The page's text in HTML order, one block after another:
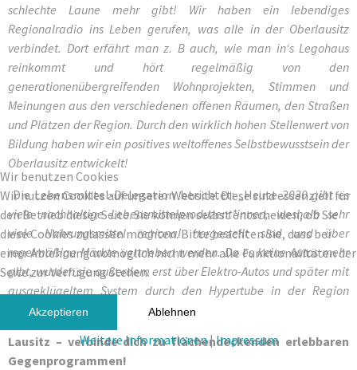
schlechte Laune mehr gibt! Wir haben ein lebendiges
Regionalradio ins Leben gerufen, was alle in der Oberlausitz
verbindet. Dort erfährt man z. B auch, wie man in‘s Legohaus
reinkommt und hört regelmäßig von den
generationenübergreifenden Wohnprojekten, Stimmen und
Meinungen aus den verschiedenen offenen Räumen, den Straßen
und Plätzen der Region. Durch den wirklich hohen Stellenwert von
Bildung haben wir ein positives weltoffenes Selbstbewusstsein der
Oberlausitz entwickelt!
Die Lebensmittel-Delegation berichtet: „Heute2030 gibt es
viele nachhaltige Lebensmittelproduzent*innen, weshalb sehr
viele Nahrungsmittel regional hergestellt sind und über
regelmäßige Märkte vertrieben werden. Da es keine Autos mehr
gibt, wurden sie außerdem erst über Elektro-Autos und später mit
ausgeklügeltem System durch den Hypertube in der Region
umverteilt.“
Lausitz – verbinde dich zu flächendeckenden erlebbaren
Gegenprogrammen!
Wir benutzen Cookies
Wir nutzen Cookies auf unserer Website. Diese sind essenziell für
den Betrieb dieser Seite. Sie können selbst entscheiden, ob Sie
diese Cookies zulassen möchten. Bitte beachten Sie, dass bei
einer Ablehnung womöglich nicht mehr alle Funktionalitäten der
Seite zur Verfügung stehen.
Akzeptieren Ablehnen
Weitere Informationen|Impressum